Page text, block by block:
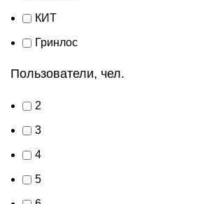
КИТ
Гринлос
Пользователи, чел.
2
3
4
5